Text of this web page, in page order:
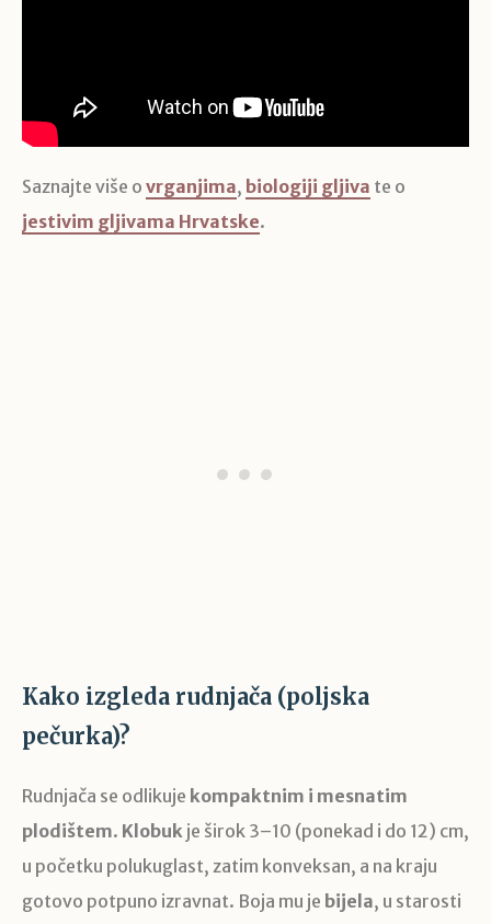
Saznajte više o vrganjima, biologiji gljiva te o
jestivim gljivama Hrvatske.
Kako izgleda rudnjača (poljska
pečurka)?
Rudnjača se odlikuje kompaktnim i mesnatim
plodištem. Klobuk je širok 3–10 (ponekad i do 12) cm,
u početku polukuglast, zatim konveksan, a na kraju
gotovo potpuno izravnat. Boja mu je bijela, u starosti